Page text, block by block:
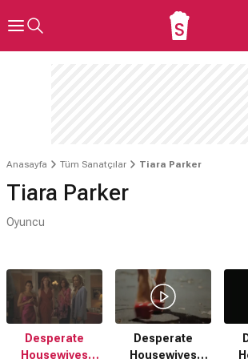
Anasayfa Tüm Sanatçılar Tiara Parker
Tiara Parker
Oyuncu
Desperate
Housewives
Desperate
Housewives